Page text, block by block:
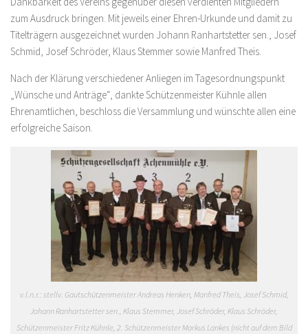
zum Ausdruck bringen. Mit jeweils einer Ehren-Urkunde und damit zu
Titelträgern ausgezeichnet wurden Johann Ranhartstetter sen., Josef
Schmid, Josef Schröder, Klaus Stemmer sowie Manfred Theis.
Nach der Klärung verschiedener Anliegen im Tagesordnungspunkt
„Wünsche und Anträge“, dankte Schützenmeister Kühnle allen
Ehrenamtlichen, beschloss die Versammlung und wünschte allen eine
erfolgreiche Saison.
v.l.n.r.: stellv. Gautschützenmeister Andreas Henken, Manfred Theis, Josef Schmid,
Johann Ranhartstetter sen., Klaus Stemmer, Josef Schröder, Klaus Schröder,
Schützenmeister Fritz Kühnle, 2. Schützenmeister Markus Lankes (nicht auf dem Bild